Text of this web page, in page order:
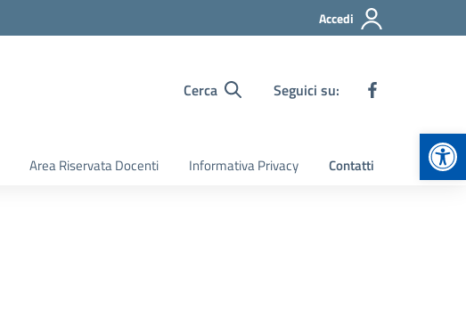
Accedi
Cerca Seguici su:
Area Riservata Docenti Informativa Privacy Contatti